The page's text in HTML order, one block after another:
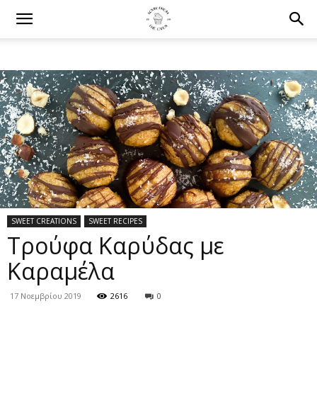
SWEET CREATIONS SWEET RECIPES
Τρούφα Καρύδας με
Καραμέλα
17 Νοεμβρίου 2019 2616 0